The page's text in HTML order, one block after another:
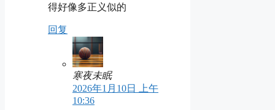
得好像多正义似的
回复
寒夜未眠
2026年1月10日 上午
10:36